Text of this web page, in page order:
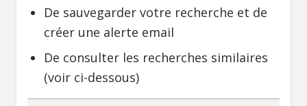
De sauvegarder votre recherche et de
créer une alerte email
De consulter les recherches similaires
(voir ci-dessous)